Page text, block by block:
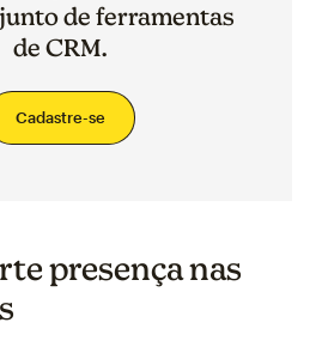
de ferramentas
de CRM.
Cadastre-se
presença nas